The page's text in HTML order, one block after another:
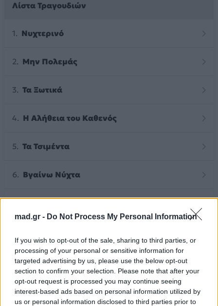
mad.gr - Do Not Process My Personal Information
If you wish to opt-out of the sale, sharing to third parties, or
processing of your personal or sensitive information for
targeted advertising by us, please use the below opt-out
section to confirm your selection. Please note that after your
opt-out request is processed you may continue seeing
interest-based ads based on personal information utilized by
us or personal information disclosed to third parties prior to
Λίστα Τραγουδιών
Νυχτερινό
Μην Πολεμάς
Τα Ξωτικά
Η Αλήθεια του Καθενός
Τα Τσιμέντα
Βγαίνω Νύχτα
Φλέβα
Τα Δάνεια